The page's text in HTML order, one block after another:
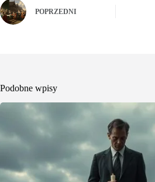
POPRZEDNI
Podobne wpisy